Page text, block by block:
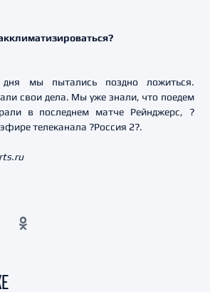
мы пытались поздно ложиться.
свои дела. Мы уже знали, что поедем
в последнем матче Рейнджерс, ?
телеканала ?Россия 2?.